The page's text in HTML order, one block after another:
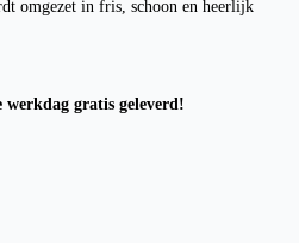
omgezet in fris, schoon en heerlijk
werkdag gratis geleverd!